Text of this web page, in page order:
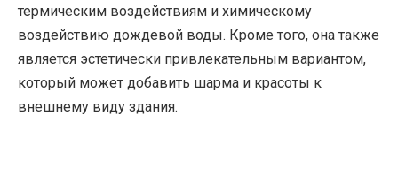
термическим воздействиям и химическому
воздействию дождевой воды. Кроме того, она также
является эстетически привлекательным вариантом,
который может добавить шарма и красоты к
внешнему виду здания.